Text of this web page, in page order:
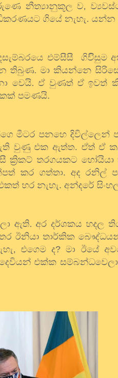
නීත්‍යානුකූල ව,
ගියේ නැහැ. යන්න
එම්සීසී ගිවිිසුම
තිබුණ. මා කියන්නෙ
ඒ වුණත් ඒ ඉවත්
පමණයි.
මීටර පනහෙ දිවිල්ලෙන්
වුණු එක ඇත්ත. ඒත් ඒ
ක්‍රිකට් තරගයකට
කර ගත්තා. අද රනිල්
හර නැහැ. අන්දරේ
ඇති. අර දර්ශකය හදල
ඊනියා තාර්කික
එගෙම ද? මා ඊයේ
එක්ක